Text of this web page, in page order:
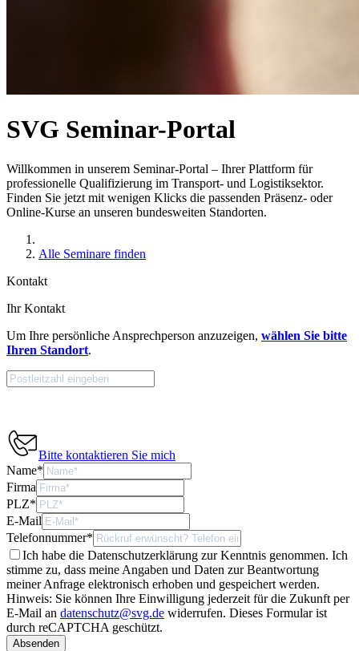
SVG Seminar-Portal
Willkommen in unserem Seminar-Portal – Ihrer Plattform für
professionelle Qualifizierung im Transport- und Logistiksektor.
Finden Sie jetzt mit wenigen Klicks die passenden Präsenz- oder
Online-Kurse an unseren bundesweiten Standorten.
Alle Seminare finden
Kontakt
Ihr Kontakt
Um Ihre persönliche Ansprechperson anzuzeigen, wählen Sie bitte
Ihren Standort.
Bitte kontaktieren Sie mich
Name*
Firma
PLZ*
E-Mail
Telefonnummer*
Ich habe die Datenschutzerklärung zur Kenntnis genommen. Ich
stimme zu, dass meine Angaben und Daten zur Beantwortung
meiner Anfrage elektronisch erhoben und gespeichert werden.
Hinweis: Sie können Ihre Einwilligung jederzeit für die Zukunft per
E-Mail an datenschutz@svg.de widerrufen. Dieses Formular ist
durch reCAPTCHA geschützt.